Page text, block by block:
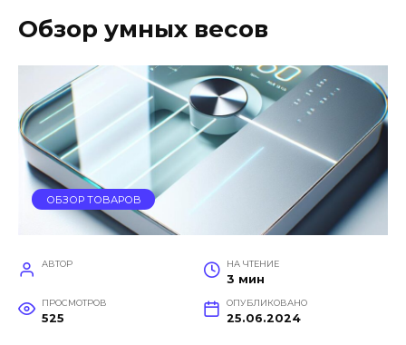
Обзор умных весов
ОБЗОР ТОВАРОВ
АВТОР НА ЧТЕНИЕ
3 мин
ПРОСМОТРОВ
525
ОПУБЛИКОВАНО
25.06.2024